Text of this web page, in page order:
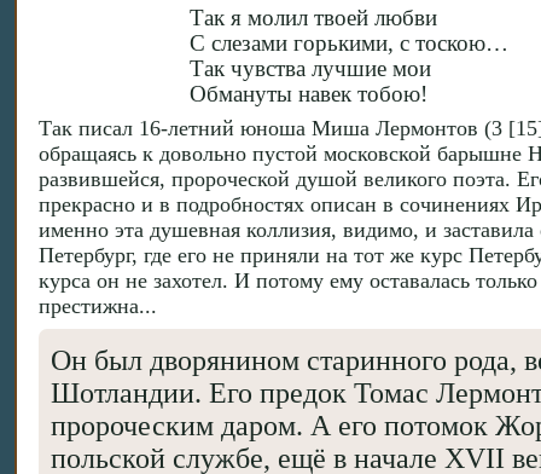
Так я молил твоей любви
С слезами горькими, с тоскою…
Так чувства лучшие мои
Обмануты навек тобою!
Так писал 16-летний юноша Миша Лермонтов (3
обращаясь к довольно пустой московской барышне
развившейся, пророческой душой великого поэта.
прекрасно и в подробностях описан в сочинениях
именно эта душевная коллизия, видимо, и
Петербург, где его не приняли на тот же курс
курса он не захотел. И потому ему оставалась
престижна...
Он был дворянином старинного рода,
Шотландии. Его предок Томас
пророческим даром. А его потомок
польской службе, ещё в начале XVII